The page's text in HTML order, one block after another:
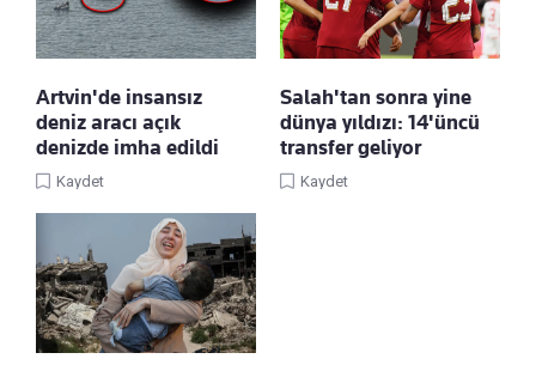
Artvin'de insansız
deniz aracı açık
denizde imha edildi
Kaydet
Salah'tan sonra yine
dünya yıldızı: 14'üncü
transfer geliyor
Kaydet